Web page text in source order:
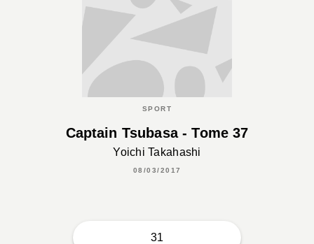
SPORT
Captain Tsubasa - Tome 37
Yoichi Takahashi
08/03/2017
31